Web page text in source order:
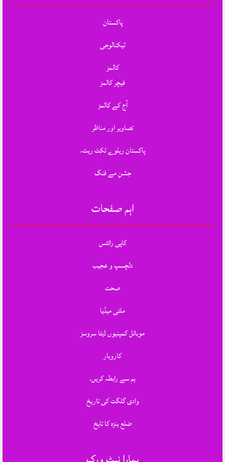
پاکستان
ٹیکنالوجی
کالمز
فیچر کالمز
آج کے کالمز
تصاویر اور مناظر
پاکستان ریلوے ٹکٹ ریٹ،
جشنِ مے فنگ
اہم صفحات
کاپی رائٹس
دلچسپ و عجیب
صحت
ملٹی میڈیا
موبائل کمپنیوں ڈیٹا سروسز
کاروبار
ہم سے رابطہ کریں.
وادی گلگت کی تاریخ
ضلع ہنزہ کا تایخ